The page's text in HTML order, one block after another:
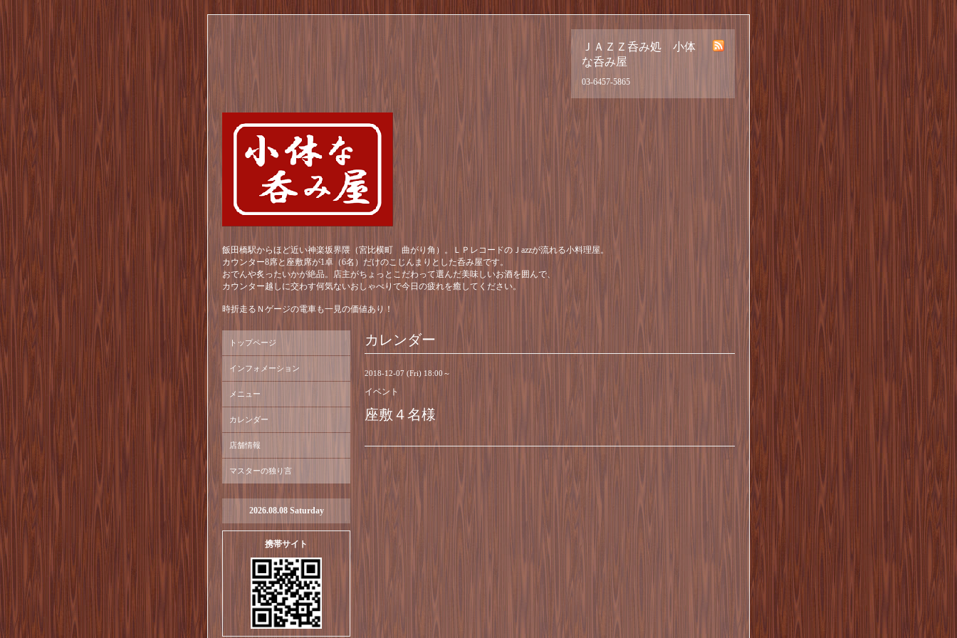
ＪＡＺＺ呑み処 小体
な呑み屋
03-6457-5865
飯田橋駅からほど近い神楽坂界隈（宮比横町 曲がり角）。ＬＰレコードのＪazzが流れる小料理屋。
カウンター8席と座敷席が1卓（6名）だけのこじんまりとした呑み屋です。
おでんや炙ったいかが絶品。店主がちょっとこだわって選んだ美味しいお酒を囲んで、
カウンター越しに交わす何気ないおしゃべりで今日の疲れを癒してください。
時折走るＮゲージの電車も一見の価値あり！
カレンダー
2018-12-07 (Fri) 18:00～
イベント
座敷４名様
トップページ
インフォメーション
メニュー
カレンダー
店舗情報
マスターの独り言
2026.08.08 Saturday
携帯サイト